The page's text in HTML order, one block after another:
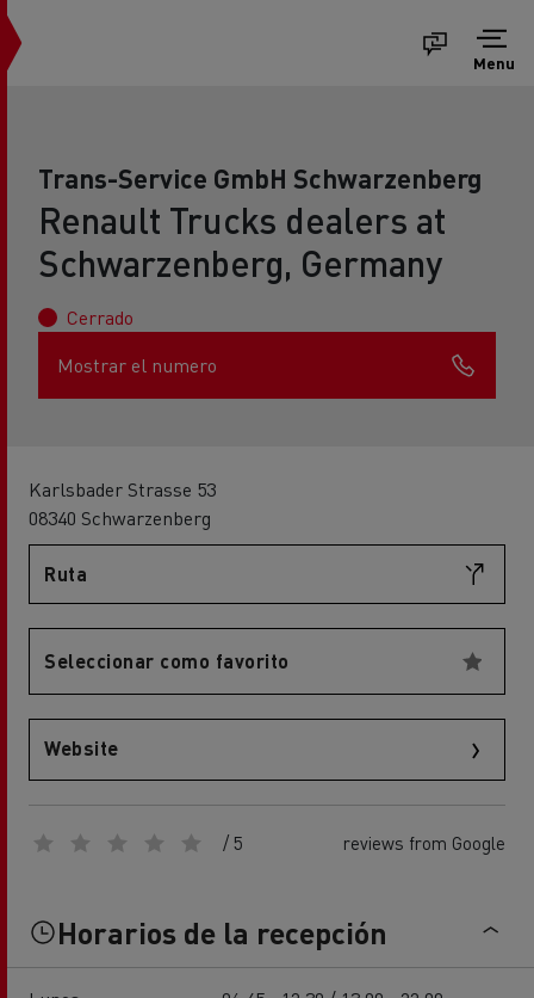
Menu
Trans-Service GmbH Schwarzenberg
Renault Trucks dealers at
Schwarzenberg, Germany
Cerrado
Mostrar el numero
Karlsbader Strasse 53
08340 Schwarzenberg
Ruta
Seleccionar como favorito
Website
/ 5 reviews from Google
Horarios de la recepción